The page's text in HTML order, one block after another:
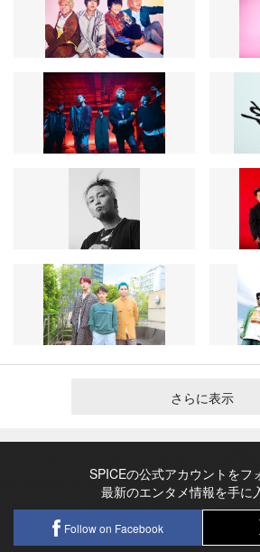
さらに表示
SPICEの公式アカウントをフ
最新のエンタメ情報を手に
Follow on Facebook